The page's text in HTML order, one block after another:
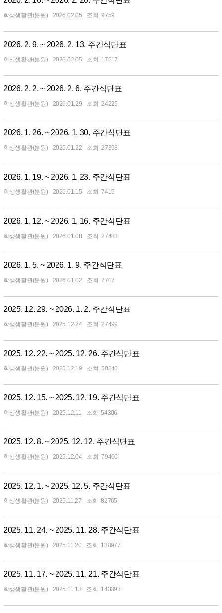
학생생활관(분원) 2026.02.05 9759
2026. 2. 9. ~ 2026. 2. 13. 주간식단표
학생생활관(분원) 2026.02.05 17617
2026. 2. 2. ~ 2026. 2. 6. 주간식단표
학생생활관(분원) 2026.01.29 24225
2026. 1. 26. ~ 2026. 1. 30. 주간식단표
학생생활관(분원) 2026.01.22 27398
2026. 1. 19. ~ 2026. 1. 23. 주간식단표
학생생활관(분원) 2026.01.15 7415
2026. 1. 12. ~ 2026. 1. 16. 주간식단표
학생생활관(분원) 2026.01.08 27483
2026. 1. 5. ~ 2026. 1. 9. 주간식단표
학생생활관(분원) 2026.01.02 7707
2025. 12. 29. ~ 2026. 1. 2. 주간식단표
학생생활관(분원) 2025.12.24 27499
2025. 12. 22. ~ 2025. 12. 26. 주간식단표
학생생활관(분원) 2025.12.19 38840
2025. 12. 15. ~ 2025. 12. 19. 주간식단표
학생생활관(분원) 2025.12.11 54306
2025. 12. 8. ~ 2025. 12. 12. 주간식단표
학생생활관(분원) 2025.12.04 79460
2025. 12. 1. ~ 2025. 12. 5. 주간식단표
학생생활관(분원) 2025.11.27 82765
2025. 11. 24. ~ 2025. 11. 28. 주간식단표
학생생활관(분원) 2025.11.20 138977
2025. 11. 17. ~ 2025. 11. 21. 주간식단표
학생생활관(분원) 2025.11.13 143393